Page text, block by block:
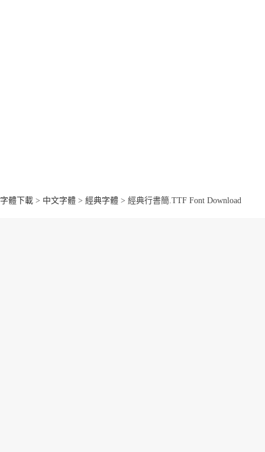
字體下載 > 中文字體 > 經典字體 > 經典行書簡.TTF Font Download